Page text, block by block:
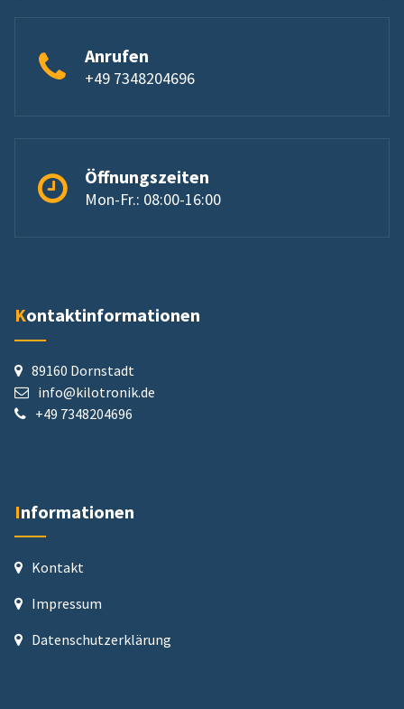
Anrufen
+49 7348204696
Öffnungszeiten
Mon-Fr.: 08:00-16:00
Kontaktinformationen
89160 Dornstadt
info@kilotronik.de
+49 7348204696
Informationen
Kontakt
Impressum
Datenschutz­erklärung